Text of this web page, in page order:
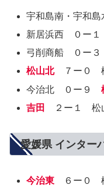
宇和島南・宇和
新居浜西 ０ー
弓削商船 ０ー
松山北７ー０
今治北 ０ー９
吉田
２ー１ 松
愛媛県 インター
今治東 ６ー０